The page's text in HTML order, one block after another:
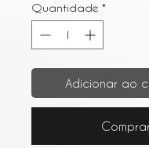
Quantidade *
Adicionar ao
Comprar